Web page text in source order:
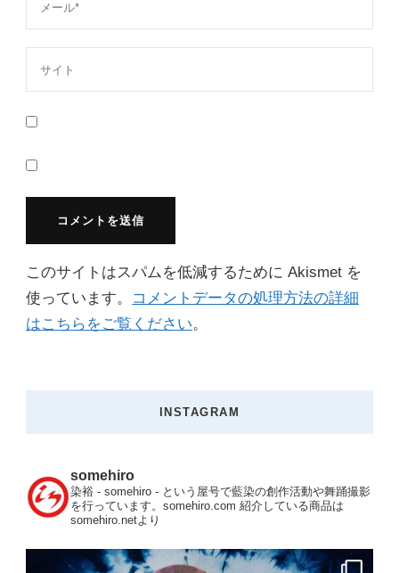
このサイトはスパムを低減するために Akismet を
使っています。
コメントデータの処理方法の詳細
はこちらをご覧ください。
INSTAGRAM
somehiro
染裕 - somehiro - という屋号で藍染の創作活動や舞踊撮影
を行っています。somehiro.com 紹介している商品は
somehiro.netより